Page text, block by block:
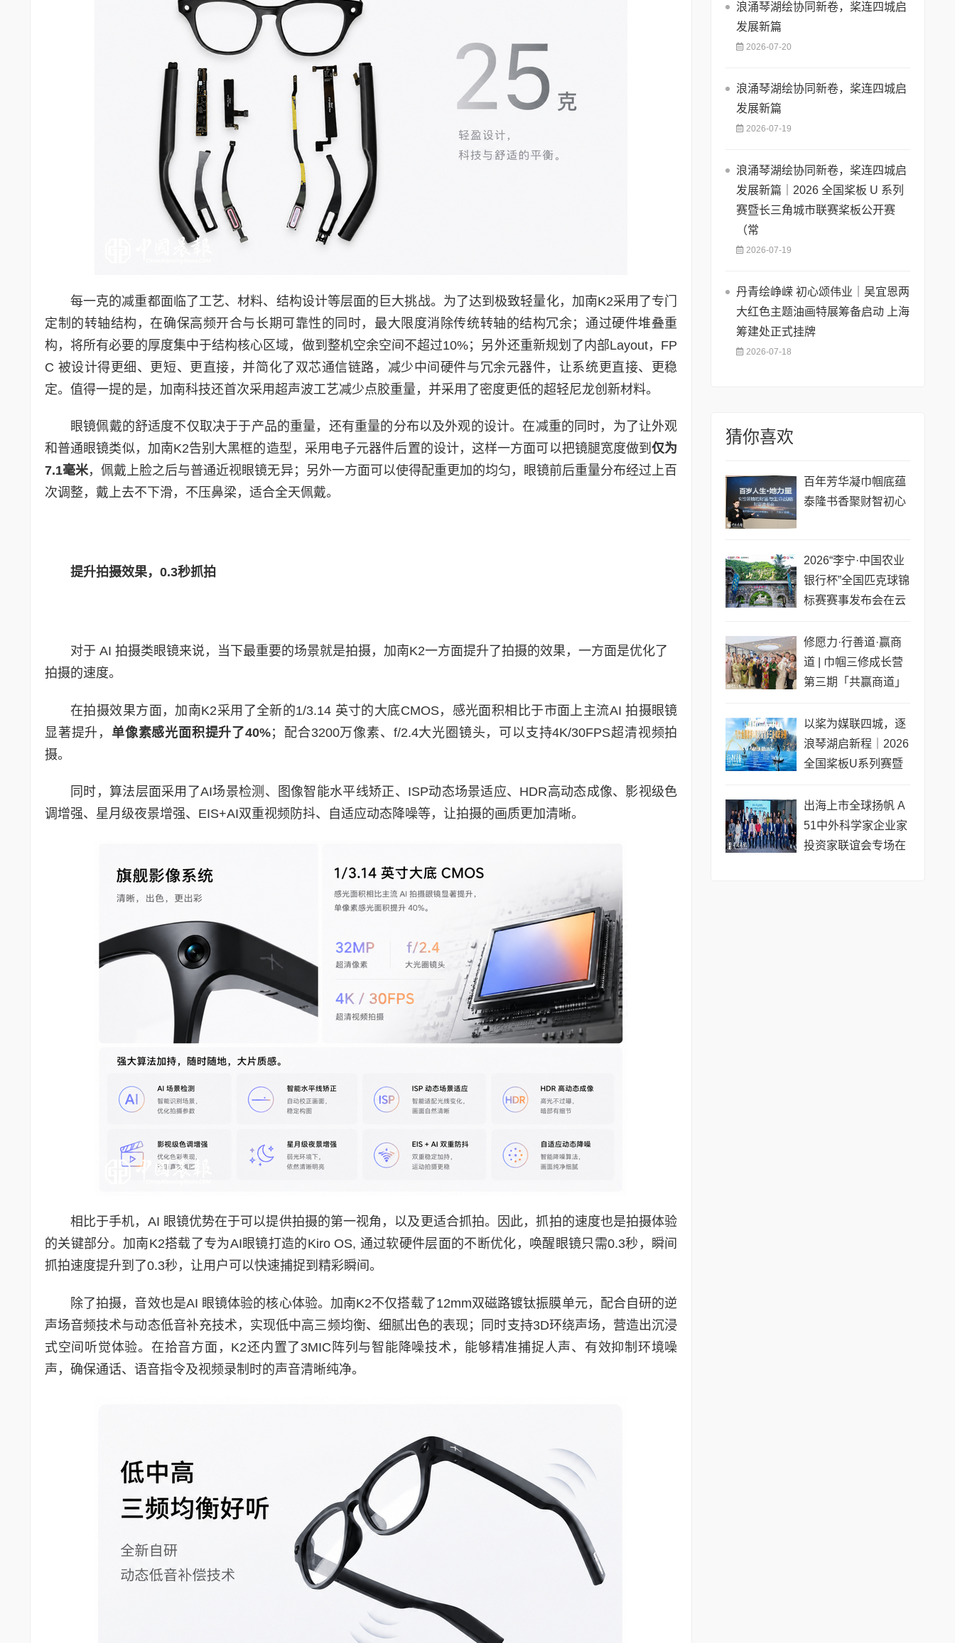
每一克的减重都面临了工艺、材料、结构设计等层面的巨大挑战。为了达到极致轻量化，加南K2采用了专门
定制的转轴结构，在确保高频开合与长期可靠性的同时，最大限度消除传统转轴的结构冗余；通过硬件堆叠重
构，将所有必要的厚度集中于结构核心区域，做到整机空余空间不超过10%；另外还重新规划了内部Layout，FP
C 被设计得更细、更短、更直接，并简化了双芯通信链路，减少中间硬件与冗余元器件，让系统更直接、更稳
定。值得一提的是，加南科技还首次采用超声波工艺减少点胶重量，并采用了密度更低的超轻尼龙创新材料。
眼镜佩戴的舒适度不仅取决于于产品的重量，还有重量的分布以及外观的设计。在减重的同时，为了让外观
和普通眼镜类似，加南K2告别大黑框的造型，采用电子元器件后置的设计，这样一方面可以把镜腿宽度做到仅为
7.1毫米，佩戴上脸之后与普通近视眼镜无异；另外一方面可以使得配重更加的均匀，眼镜前后重量分布经过上百
次调整，戴上去不下滑，不压鼻梁，适合全天佩戴。
提升拍摄效果， 0.3秒抓拍
对于 AI 拍摄类眼镜来说，当下最重要的场景就是拍摄，加南K2一方面提升了拍摄的效果，一方面是优化了
拍摄的速度。
在拍摄效果方面，加南K2采用了全新的1/3.14 英寸的大底CMOS，感光面积相比于市面上主流AI 拍摄眼镜
显著提升， 单像素感光面积提升了40%；配合3200万像素、f/2.4大光圈镜头，可以支持4K/30FPS超清视频拍
摄。
同时，算法层面采用了AI场景检测、图像智能水平线矫正、ISP动态场景适应、HDR高动态成像、影视级色
调增强、星月级夜景增强、EIS+AI双重视频防抖、自适应动态降噪等，让拍摄的画质更加清晰。
相比于手机，AI 眼镜优势在于可以提供拍摄的第一视角，以及更适合抓拍。因此，抓拍的速度也是拍摄体验
的关键部分。加南K2搭载了专为AI眼镜打造的Kiro OS, 通过软硬件层面的不断优化，唤醒眼镜只需0.3秒，瞬间
抓拍速度提升到了0.3秒，让用户可以快速捕捉到精彩瞬间。
除了拍摄，音效也是AI 眼镜体验的核心体验。加南K2不仅搭载了12mm双磁路镀钛振膜单元，配合自研的逆
声场音频技术与动态低音补充技术，实现低中高三频均衡、细腻出色的表现；同时支持3D环绕声场，营造出沉浸
式空间听觉体验。在拾音方面，K2还内置了3MIC阵列与智能降噪技术，能够精准捕捉人声、有效抑制环境噪
声，确保通话、语音指令及视频录制时的声音清晰纯净。
浪涌琴湖绘协同新卷，桨连四城启
发展新篇
2026-07-20
浪涌琴湖绘协同新卷，桨连四城启
发展新篇
2026-07-19
浪涌琴湖绘协同新卷，桨连四城启
发展新篇｜2026 全国桨板 U 系列
赛暨长三角城市联赛桨板公开赛
（常
2026-07-19
丹青绘峥嵘 初心颂伟业｜吴宜恩两
大红色主题油画特展筹备启动 上海
筹建处正式挂牌
2026-07-18
猜你喜欢
百年芳华凝巾帼底蕴
泰隆书香聚财智初心
2026“李宁·中国农业
银行杯”全国匹克球锦
标赛赛事发布会在云
修愿力·行善道·赢商
道 | 巾帼三修成长营
第三期「共赢商道」
以桨为媒联四城，逐
浪琴湖启新程｜2026
全国桨板U系列赛暨
公开赛（常熟站）即
将开赛
出海上市全球扬帆 A
51中外科学家企业家
投资家联谊会专场在